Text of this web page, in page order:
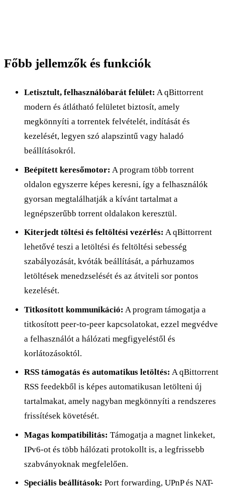
Főbb jellemzők és funkciók
Letisztult, felhasználóbarát felület: A qBittorrent
modern és átlátható felületet biztosít, amely
megkönnyíti a torrentek felvételét, indítását és
kezelését, legyen szó alapszintű vagy haladó
beállításokról.
Beépített keresőmotor: A program több torrent
oldalon egyszerre képes keresni, így a felhasználók
gyorsan megtalálhatják a kívánt tartalmat a
legnépszerűbb torrent oldalakon keresztül.
Kiterjedt töltési és feltöltési vezérlés: A qBittorrent
lehetővé teszi a letöltési és feltöltési sebesség
szabályozását, kvóták beállítását, a párhuzamos
letöltések menedzselését és az átviteli sor pontos
kezelését.
Titkosított kommunikáció: A program támogatja a
titkosított peer-to-peer kapcsolatokat, ezzel megvédve
a felhasználót a hálózati megfigyeléstől és
korlátozásoktól.
RSS támogatás és automatikus letöltés: A qBittorrent
RSS feedekből is képes automatikusan letölteni új
tartalmakat, amely nagyban megkönnyíti a rendszeres
frissítések követését.
Magas kompatibilitás: Támogatja a magnet linkeket,
IPv6-ot és több hálózati protokollt is, a legfrissebb
szabványoknak megfelelően.
Speciális beállítások: Port forwarding, UPnP és NAT-